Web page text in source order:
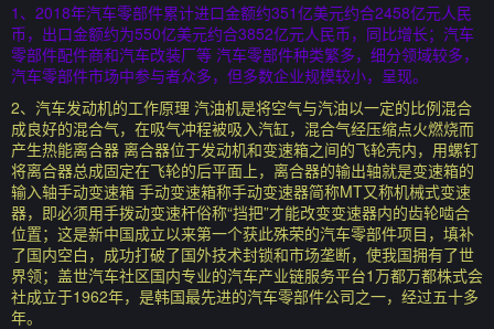
1、2018年汽车零部件累计进口金额约351亿美元约合2458亿元人民
币，出口金额约为550亿美元约合3852亿元人民币，同比增长；汽车
零部件配件商和汽车改装厂等 汽车零部件种类繁多，细分领域较多，
汽车零部件市场中参与者众多，但多数企业规模较小，呈现。
2、汽车发动机的工作原理 汽油机是将空气与汽油以一定的比例混合
成良好的混合气，在吸气冲程被吸入汽缸，混合气经压缩点火燃烧而
产生热能离合器 离合器位于发动机和变速箱之间的飞轮壳内，用螺钉
将离合器总成固定在飞轮的后平面上，离合器的输出轴就是变速箱的
输入轴手动变速箱 手动变速箱称手动变速器简称MT又称机械式变速
器，即必须用手拨动变速杆俗称“挡把”才能改变变速器内的齿轮啮合
位置；这是新中国成立以来第一个获此殊荣的汽车零部件项目，填补
了国内空白，成功打破了国外技术封锁和市场垄断，使我国拥有了世
界领；盖世汽车社区国内专业的汽车产业链服务平台1万都万都株式会
社成立于1962年，是韩国最先进的汽车零部件公司之一，经过五十多
年。